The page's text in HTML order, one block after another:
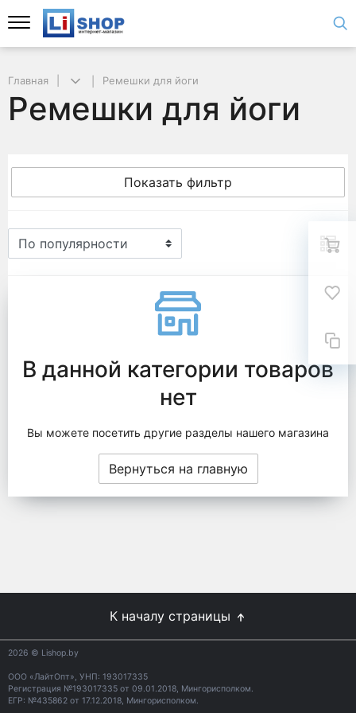
Главная Ремешки для йоги
Ремешки для йоги
Показать фильтр
В данной категории товаров
нет
Вы можете посетить другие разделы нашего магазина
Вернуться на главную
К началу страницы
2026 © Lishop.by
ООО «ЛайтОпт», УНП: 193017335
Регистрация №193017335 от 09.01.2018, Мингорисполком.
ЕГР: №435862 от 17.12.2018, Мингорисполком.